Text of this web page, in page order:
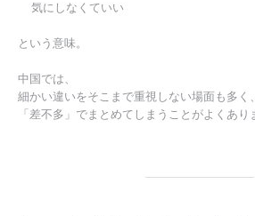
気にしなくていい
という意味。
中国では、
細かい違いをそこまで重視しない場面も多く、
「差不多」でまとめてしまうことがよくあり